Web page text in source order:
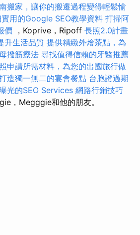
搬家，讓你的搬遷過程變得輕鬆愉
用的Google SEO教學資料 打掃阿
價 ，Koprive，Ripoff 長照2.0計畫
升生活品質 提供精緻外燴茶點，為
撥筋療法 尋找值得信賴的牙醫推薦
申請所需材料，為您的出國旅行做
造獨一無二的宴會餐點 台胞證過期
光的SEO Services 網路行銷技巧
，Megggie和他的朋友。